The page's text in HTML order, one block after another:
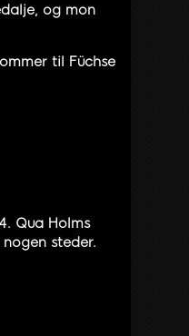
og mon
til Füchse
Qua Holms
steder.